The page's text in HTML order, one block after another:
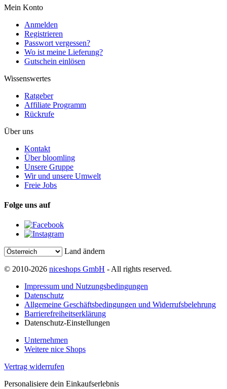
Mein Konto
Anmelden
Registrieren
Passwort vergessen?
Wo ist meine Lieferung?
Gutschein einlösen
Wissenswertes
Ratgeber
Affiliate Programm
Rückrufe
Über uns
Kontakt
Über bloomling
Unsere Gruppe
Wir und unsere Umwelt
Freie Jobs
Folge uns auf
Land ändern
© 2010-2026 niceshops GmbH - All rights reserved.
Impressum und Nutzungsbedingungen
Datenschutz
Allgemeine Geschäftsbedingungen und Widerrufsbelehrung
Barrierefreiheitserklärung
Datenschutz-Einstellungen
Unternehmen
Weitere nice Shops
Vertrag widerrufen
Personalisiere dein Einkaufserlebnis